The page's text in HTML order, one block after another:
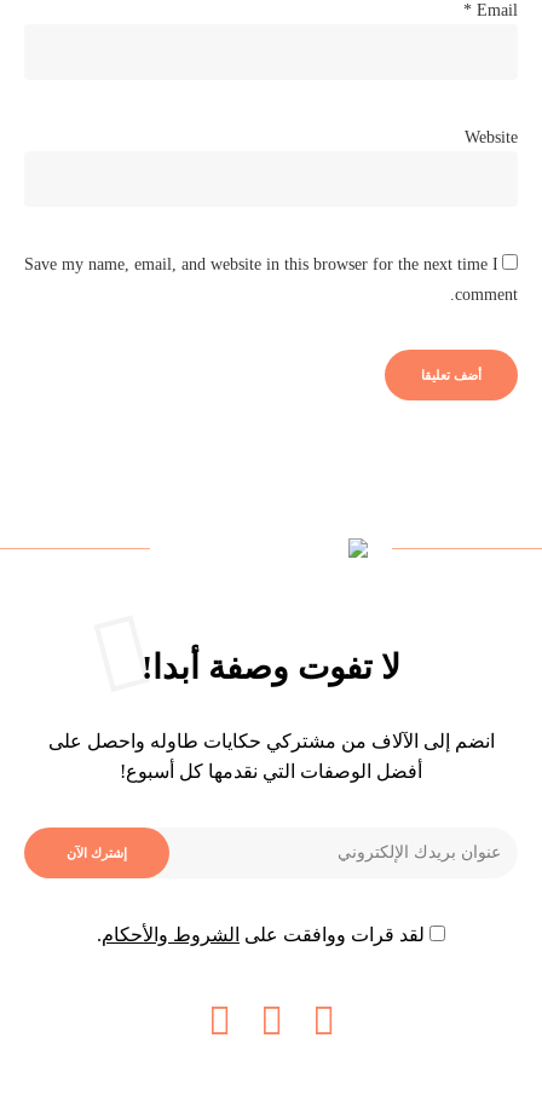
Email
*
Website
Save my name, email, and website in this browser for the next time I
comment.
لا تفوت وصفة أبدا!
انضم إلى الآلاف من مشتركي حكايات طاوله واحصل على
أفضل الوصفات التي نقدمها كل أسبوع!
لقد قرات ووافقت على الشروط والأحكام.